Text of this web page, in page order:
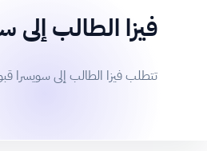
فيزا الطالب إلى
تتطلب فيزا الطالب إلى سويسرا